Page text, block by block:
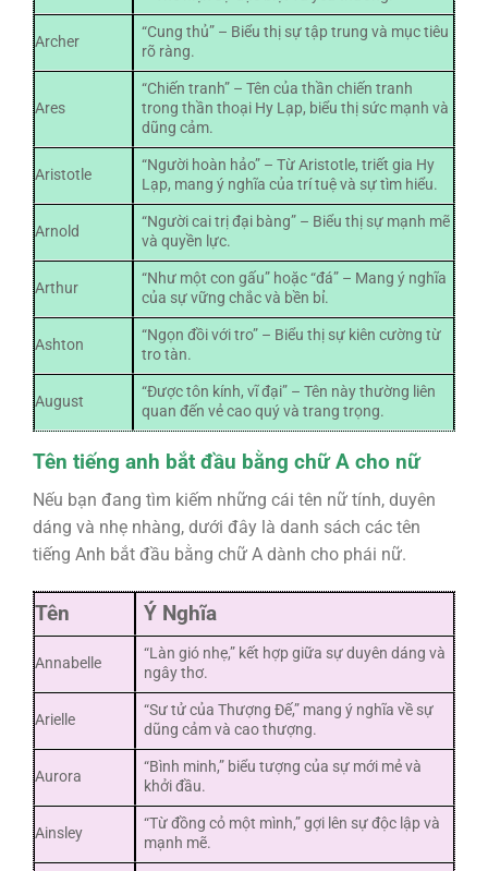
Archer
“Cung thủ” – Biểu thị sự tập trung và mục tiêu
rõ ràng.
Ares
“Chiến tranh” – Tên của thần chiến tranh
trong thần thoại Hy Lạp, biểu thị sức mạnh và
dũng cảm.
Aristotle
“Người hoàn hảo” – Từ Aristotle, triết gia Hy
Lạp, mang ý nghĩa của trí tuệ và sự tìm hiểu.
Arnold
“Người cai trị đại bàng” – Biểu thị sự mạnh mẽ
và quyền lực.
Arthur
“Như một con gấu” hoặc “đá” – Mang ý nghĩa
của sự vững chắc và bền bỉ.
Ashton
“Ngọn đồi với tro” – Biểu thị sự kiên cường từ
tro tàn.
August
“Được tôn kính, vĩ đại” – Tên này thường liên
quan đến vẻ cao quý và trang trọng.
Tên tiếng anh bắt đầu bằng chữ A cho nữ
Nếu bạn đang tìm kiếm những cái tên nữ tính, duyên
dáng và nhẹ nhàng, dưới đây là danh sách các tên
tiếng Anh bắt đầu bằng chữ A dành cho phái nữ.
Tên Ý Nghĩa
Annabelle
“Làn gió nhẹ,” kết hợp giữa sự duyên dáng và
ngây thơ.
Arielle
“Sư tử của Thượng Đế,” mang ý nghĩa về sự
dũng cảm và cao thượng.
Aurora
“Bình minh,” biểu tượng của sự mới mẻ và
khởi đầu.
Ainsley
“Từ đồng cỏ một mình,” gợi lên sự độc lập và
mạnh mẽ.